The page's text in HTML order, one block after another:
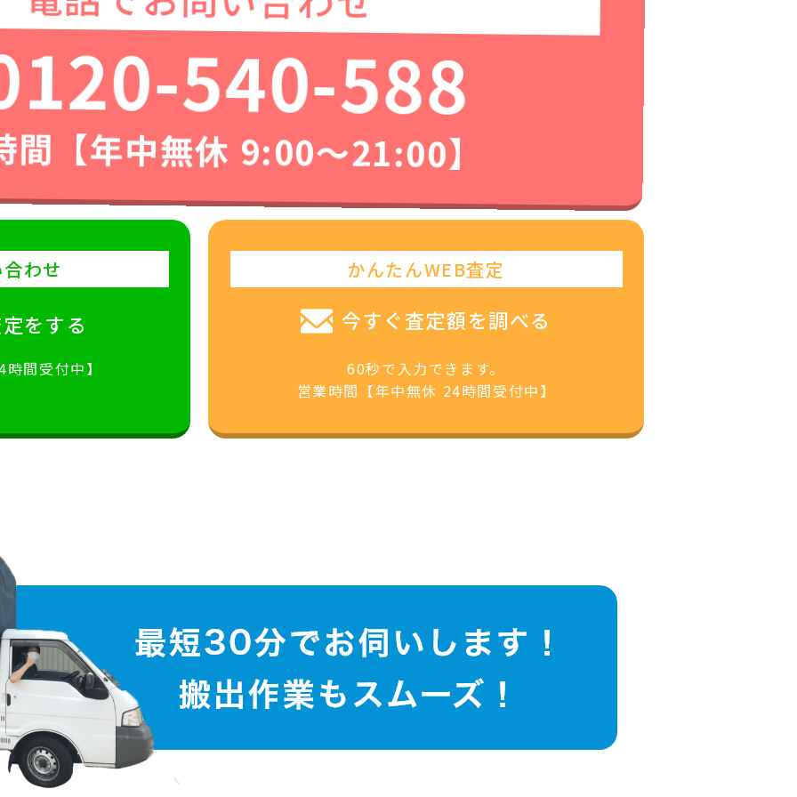
540-588
間【年中無休 9:00〜21:00】
わせ
をする
間受付中】
かんたんWEB査定
今すぐ査定額を調べる
60秒で入力できます。
営業時間【年中無休 24時間受付中】